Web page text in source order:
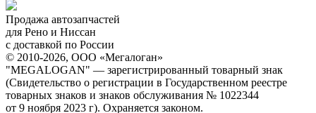
Продажа автозапчастей
для Рено и Ниссан
с доставкой по России
© 2010-2026, ООО «Мегалоган»
"MEGALOGAN" — зарегистрированный товарный знак
(Свидетельство о регистрации в Государственном реестре
товарных знаков и знаков обслуживания № 1022344
от 9 ноября 2023 г). Охраняется законом.